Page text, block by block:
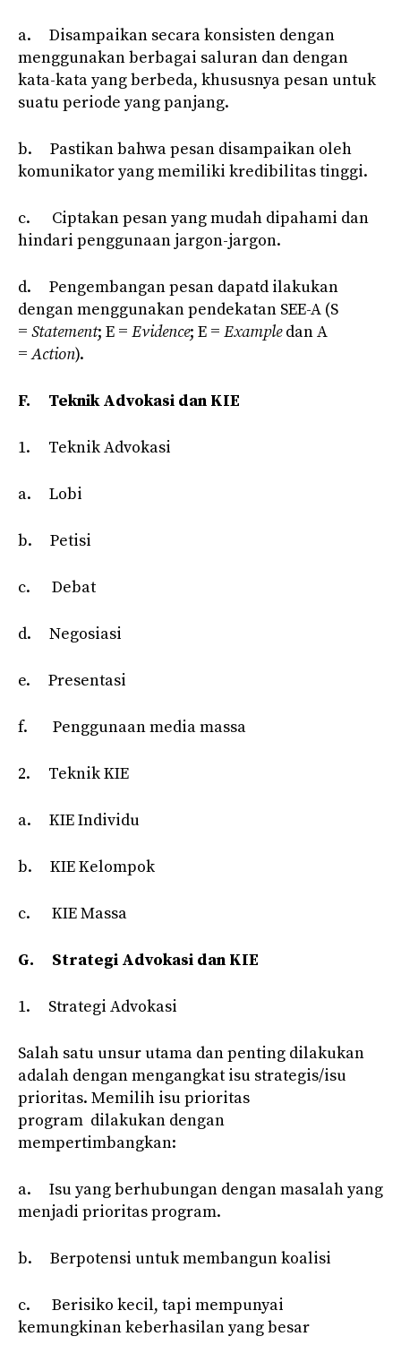
a. Disampaikan secara konsisten dengan
menggunakan berbagai saluran dan dengan
kata-kata yang berbeda, khususnya pesan untuk
suatu periode yang panjang.
b. Pastikan bahwa pesan disampaikan oleh
komunikator yang memiliki kredibilitas tinggi.
c. Ciptakan pesan yang mudah dipahami dan
hindari penggunaan jargon-jargon.
d. Pengembangan pesan dapatd ilakukan
dengan menggunakan pendekatan SEE-A (S
= Statement; E = Evidence; E = Exampledan A
=Action).
F. Teknik Advokasi dan KIE
1. Teknik Advokasi
a. Lobi
b. Petisi
c. Debat
d. Negosiasi
e. Presentasi
f. Penggunaan media massa
2. Teknik KIE
a. KIE Individu
b. KIE Kelompok
c. KIE Massa
G. Strategi Advokasi dan KIE
1. Strategi Advokasi
Salah satu unsur utama dan penting dilakukan
adalah dengan mengangkat isu strategis/isu
prioritas. Memilih isu prioritas
program dilakukan dengan
mempertimbangkan:
a. Isu yang berhubungan dengan masalah yang
menjadi prioritas program.
b. Berpotensi untuk membangun koalisi
c. Berisiko kecil, tapi mempunyai
kemungkinan keberhasilan yang besar